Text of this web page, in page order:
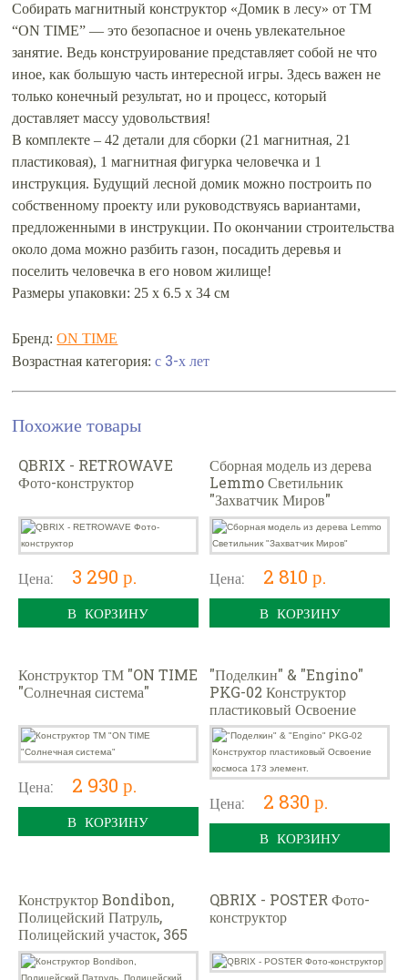
Собирать магнитный конструктор «Домик в лесу» от ТМ
“ON TIME” — это безопасное и очень увлекательное
занятие. Ведь конструирование представляет собой не что
иное, как большую часть интересной игры. Здесь важен не
только конечный результат, но и процесс, который
доставляет массу удовольствия!
В комплекте – 42 детали для сборки (21 магнитная, 21
пластиковая), 1 магнитная фигурка человечка и 1
инструкция. Будущий лесной домик можно построить по
собственному проекту или руководствуясь вариантами,
предложенными в инструкции. По окончании строительства
около дома можно разбить газон, посадить деревья и
поселить человечка в его новом жилище!
Размеры упаковки: 25 х 6.5 х 34 см
Бренд:ON TIME
Возрастная категория:с 3-х лет
Похожие товары
QBRIX - RETROWAVE
Фото-конструктор
Цена: 3 290 р.
В КОРЗИНУ
Сборная модель из дерева
Lemmo Светильник
"Захватчик Миров"
Цена: 2 810 р.
В КОРЗИНУ
Конструктор ТМ "ON TIME
"Солнечная система"
Цена: 2 930 р.
В КОРЗИНУ
"Поделкин" & "Engino"
PKG-02 Конструктор
пластиковый Освоение
космоса 173 элемент.
Цена: 2 830 р.
В КОРЗИНУ
Конструктор Bondibon,
Полицейский Патруль,
Полицейский участок, 365
дет., BOX
QBRIX - POSTER Фото-
конструктор